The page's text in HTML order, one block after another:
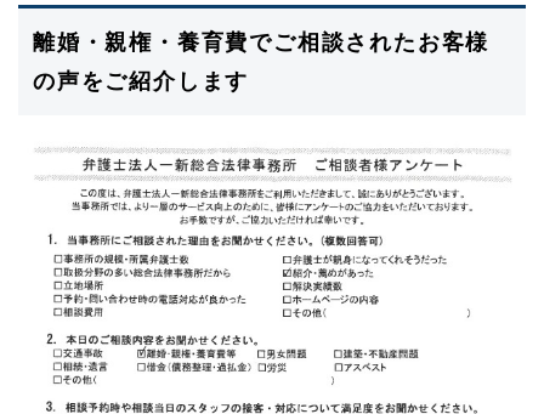
離婚・親権・養育費でご相談されたお客様
の声をご紹介します